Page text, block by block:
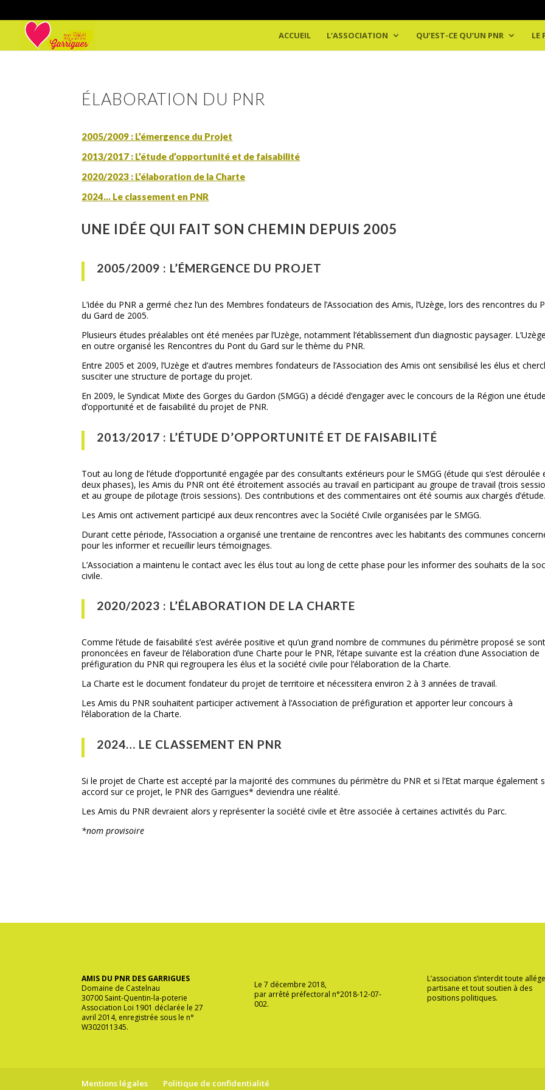
ACCUEIL L’ASSOCIATION QU’EST-CE QU’UN PNR LE
ÉLABORATION DU PNR
2005/2009 : L’émergence du Projet
2013/2017 : L’étude d’opportunité et de faisabilité
2020/2023 : L’élaboration de la Charte
2024… Le classement en PNR
UNE IDÉE QUI FAIT SON CHEMIN DEPUIS 2005
2005/2009 : L’ÉMERGENCE DU PROJET
L’idée du PNR a germé chez l’un des Membres fondateurs de l’Association des Amis, l’Uzège, lors des rencontres du
du Gard de 2005.
Plusieurs études préalables ont été menées par l’Uzège, notamment l’établissement d’un diagnostic paysager.
en outre organisé les Rencontres du Pont du Gard sur le thème du PNR.
Entre 2005 et 2009, l’Uzège et d’autres membres fondateurs de l’Association des Amis ont sensibilisé les élus et
susciter une structure de portage du projet.
En 2009, le Syndicat Mixte des Gorges du Gardon (SMGG) a décidé d’engager avec le concours de la Région une étude
d’opportunité et de faisabilité du projet de PNR.
2013/2017 : L’ÉTUDE D’OPPORTUNITÉ ET DE FAISABILITÉ
Tout au long de l’étude d’opportunité engagée par des consultants extérieurs pour le SMGG (étude qui s’est déroulée
deux phases), les Amis du PNR ont été étroitement associés au travail en participant au groupe de travail (trois
et au groupe de pilotage (trois sessions). Des contributions et des commentaires ont été soumis aux chargés d’étude.
Les Amis ont activement participé aux deux rencontres avec la Société Civile organisées par le SMGG.
Durant cette période, l’Association a organisé une trentaine de rencontres avec les habitants des communes
pour les informer et recueillir leurs témoignages.
L’Association a maintenu le contact avec les élus tout au long de cette phase pour les informer des souhaits de la
civile.
2020/2023 : L’ÉLABORATION DE LA CHARTE
Comme l’étude de faisabilité s’est avérée positive et qu’un grand nombre de communes du périmètre proposé se sont
prononcées en faveur de l’élaboration d’une Charte pour le PNR, l’étape suivante est la création d’une Association de
préfiguration du PNR qui regroupera les élus et la société civile pour l’élaboration de la Charte.
La Charte est le document fondateur du projet de territoire et nécessitera environ 2 à 3 années de travail.
Les Amis du PNR souhaitent participer activement à l’Association de préfiguration et apporter leur concours à
l’élaboration de la Charte.
2024… LE CLASSEMENT EN PNR
Si le projet de Charte est accepté par la majorité des communes du périmètre du PNR et si l’Etat marque également
accord sur ce projet, le PNR des Garrigues* deviendra une réalité.
Les Amis du PNR devraient alors y représenter la société civile et être associée à certaines activités du Parc.
*nom provisoire
AMIS DU PNR DES GARRIGUES
Domaine de Castelnau
30700 Saint-Quentin-la-poterie
Association Loi 1901 déclarée le 27
avril 2014, enregistrée sous le n°
W302011345.
Le 7 décembre 2018,
par arrêté préfectoral n°2018-12-07-
002.
L’association s’interdit toute
partisane et tout soutien à des
positions politiques.
Mentions légales Politique de confidentialité